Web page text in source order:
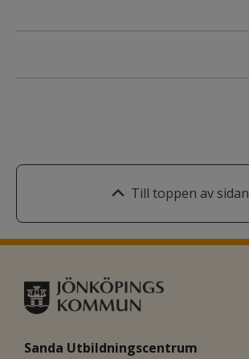
Till toppen av sidan
Sanda Utbildningscentrum